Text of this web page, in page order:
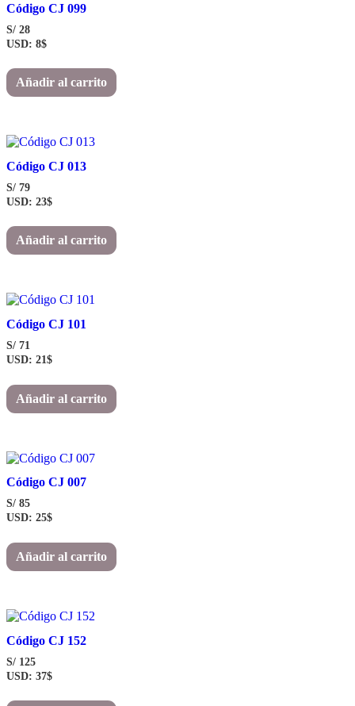
Código CJ 099
S/ 28
USD: 8$
Añadir al carrito
Código CJ 013
S/ 79
USD: 23$
Añadir al carrito
Código CJ 101
S/ 71
USD: 21$
Añadir al carrito
Código CJ 007
S/ 85
USD: 25$
Añadir al carrito
Código CJ 152
S/ 125
USD: 37$